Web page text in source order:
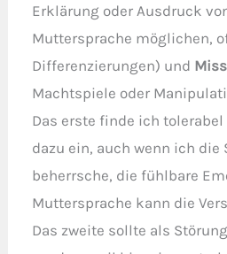
Erklärung oder Ausdruck
Muttersprache möglichen,
Differenzierungen) und
Machtspiele oder
Das erste finde ich
dazu ein, auch wenn ich die
beherrsche, die fühlbare
Muttersprache kann die
Das zweite sollte als